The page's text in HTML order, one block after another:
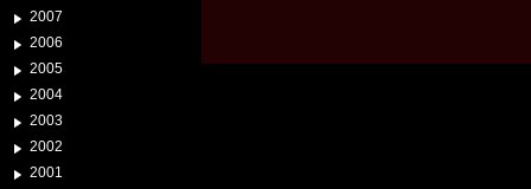
2007
2006
2005
2004
2003
2002
2001